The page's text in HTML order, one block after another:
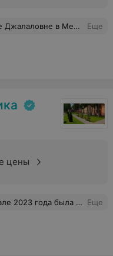
девочку, точно на этом сроке определить довольно сложно. Хоть УЗИ и черно-белое, но качество просто шикарное! В общем мы с мужем остались довольны! Побольше бы таких хороших врачей как Суховей! Спасибо ей огромное! Еще
цены
выполнена быстро и качественно. Еще